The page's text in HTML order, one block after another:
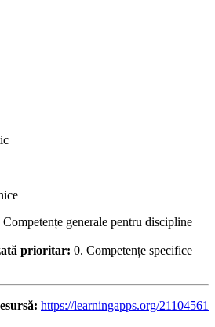
Competențe generale pentru discipline
prioritar: 0. Competențe specifice
https://learningapps.org/21104561